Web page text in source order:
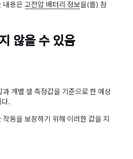
내용은고전압 배터리 정보을(를) 참
않을 수 있음
개별 셀 측정값을 기준으로 한 예상
.
동을 보장하기 위해 이러한 값을 지